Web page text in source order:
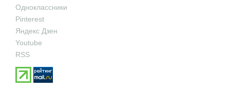
Одноклассники
Pinterest
Яндекс Дзен
Youtube
RSS